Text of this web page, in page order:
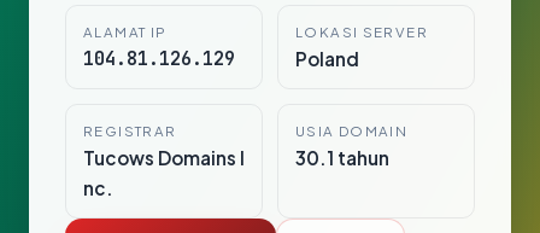
ALAMAT IP
104.81.126.129
LOKASI SERVER
Poland
REGISTRAR
Tucows Domains I
nc.
USIA DOMAIN
30.1 tahun